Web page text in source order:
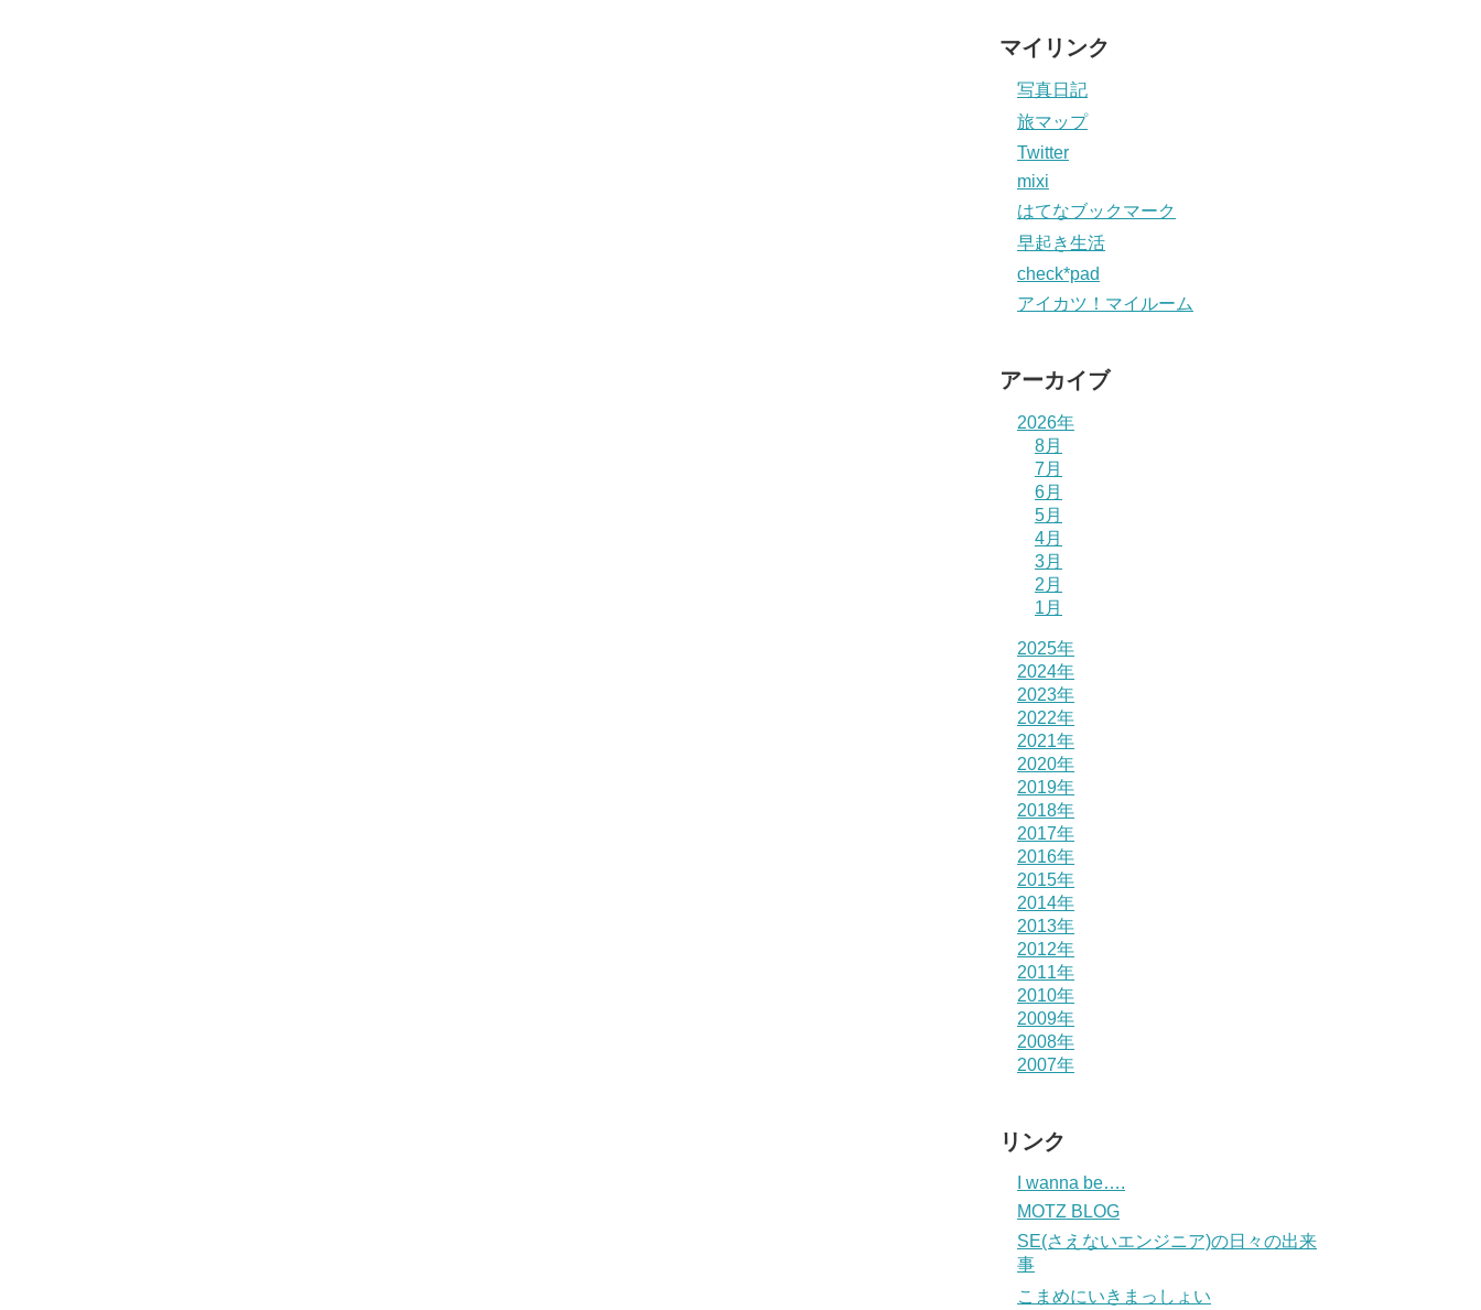
マイリンク
写真日記
旅マップ
Twitter
mixi
はてなブックマーク
早起き生活
check*pad
アイカツ！マイルーム
アーカイブ
2026年
8月
7月
6月
5月
4月
3月
2月
1月
2025年
2024年
2023年
2022年
2021年
2020年
2019年
2018年
2017年
2016年
2015年
2014年
2013年
2012年
2011年
2010年
2009年
2008年
2007年
リンク
I wanna be….
MOTZ BLOG
SE(さえないエンジニア)の日々の出来
事
こまめにいきまっしょい